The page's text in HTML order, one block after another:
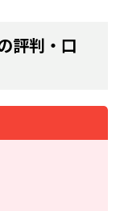
評判・口